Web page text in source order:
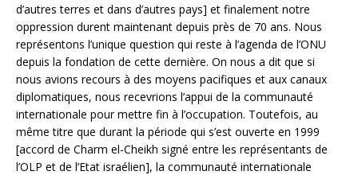
d’autres terres et dans d’autres pays] et finalement notre
oppression durent maintenant depuis près de 70 ans. Nous
représentons l’unique question qui reste à l’agenda de l’ONU
depuis la fondation de cette dernière. On nous a dit que si
nous avions recours à des moyens pacifiques et aux canaux
diplomatiques, nous recevrions l’appui de la communauté
internationale pour mettre fin à l’occupation. Toutefois, au
même titre que durant la période qui s’est ouverte en 1999
[accord de Charm el-Cheikh signé entre les représentants de
l’OLP et de l’Etat israélien], la communauté internationale